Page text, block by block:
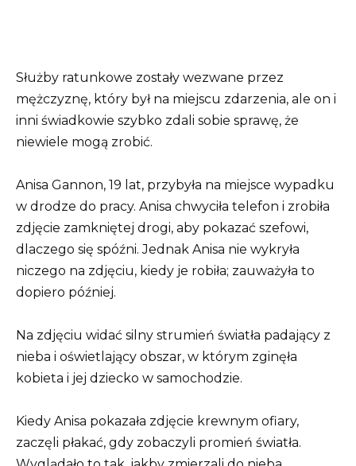
Służby ratunkowe zostały wezwane przez
mężczyznę, który był na miejscu zdarzenia, ale on i
inni świadkowie szybko zdali sobie sprawę, że
niewiele mogą zrobić.
Anisa Gannon, 19 lat, przybyła na miejsce wypadku
w drodze do pracy. Anisa chwyciła telefon i zrobiła
zdjęcie zamkniętej drogi, aby pokazać szefowi,
dlaczego się spóźni. Jednak Anisa nie wykryła
niczego na zdjęciu, kiedy je robiła; zauważyła to
dopiero później.
Na zdjęciu widać silny strumień światła padający z
nieba i oświetlający obszar, w którym zginęła
kobieta i jej dziecko w samochodzie.
Kiedy Anisa pokazała zdjęcie krewnym ofiary,
zaczęli płakać, gdy zobaczyli promień światła.